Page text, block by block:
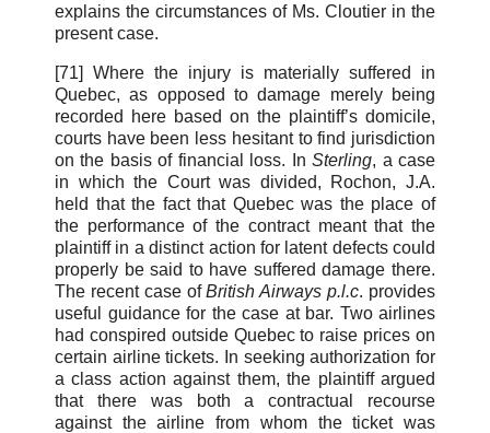
explains the circumstances of Ms. Cloutier in the
present case.
[71] Where the injury is materially suffered in
Quebec, as opposed to damage merely being
recorded here based on the plaintiff’s domicile,
courts have been less hesitant to find jurisdiction
on the basis of financial loss. InSterling, a case
in which the Court was divided, Rochon, J.A.
held that the fact that Quebec was the place of
the performance of the contract meant that the
plaintiff in a distinct action for latent defects could
properly be said to have suffered damage there.
The recent case ofBritish Airways p.l.c. provides
useful guidance for the case at bar. Two airlines
had conspired outside Quebec to raise prices on
certain airline tickets. In seeking authorization for
a class action against them, the plaintiff argued
that there was both a contractual recourse
against the airline from whom the ticket was